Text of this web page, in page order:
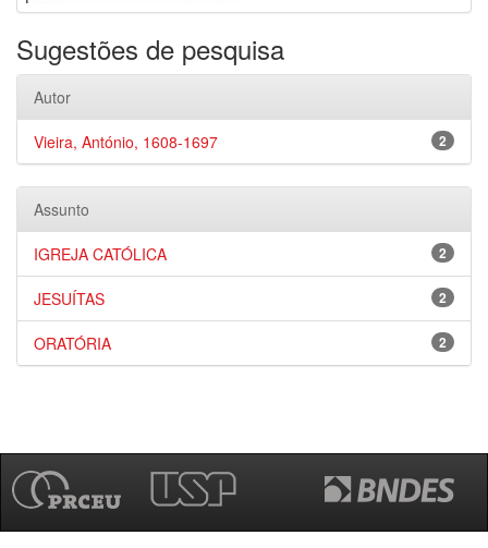
Sugestões de pesquisa
Autor
2
Vieira, António, 1608-1697
Assunto
2
IGREJA CATÓLICA
2
JESUÍTAS
2
ORATÓRIA